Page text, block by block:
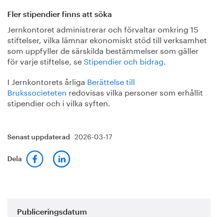
Fler stipendier finns att söka
Jernkontoret administrerar och förvaltar omkring 15
stiftelser, vilka lämnar ekonomiskt stöd till verksamhet
som uppfyller de särskilda bestämmelser som gäller
för varje stiftelse, se Stipendier och bidrag.
I Jernkontorets årliga Berättelse till
Brukssocieteten redovisas vilka personer som erhållit
stipendier och i vilka syften.
Senast uppdaterad 2026-03-17
Dela
Publiceringsdatum